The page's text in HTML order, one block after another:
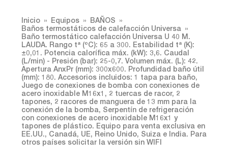
Inicio Equipos
BAÑOS
Baños termostáticos de calefacción Universa
Baño termostático calefacción Universa U 40 M.
LAUDA. Rango tª (ºC): 65 a 300. Estabilidad tª (K):
±0,01. Potencia calorífica máx. (kW): 3,6. Caudal
(L/min) - Presión (bar): 25-0,7. Volumen máx. (L): 42.
Apertura AnxPr (mm): 300x600. Profundidad baño útil
(mm): 180. Accesorios incluidos: 1 tapa para baño,
Juego de conexiones de bomba con conexiones de
acero inoxidable M16x1, 2 tuercas de racor, 2
tapones, 2 racores de manguera de 13 mm para la
conexión de la bomba, Serpentín de refrigeración
con conexiones de acero inoxidable M16x1 y
tapones de plástico. Equipo para venta exclusiva en
EE.UU., Canadá, UE, Reino Unido, Suiza e India. Para
otros países solicitar la versión sin WIFI